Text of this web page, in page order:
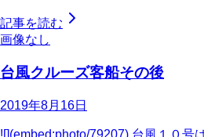
記事を読む
画像なし
台風クルーズ客船その後
2019年8月16日
![](embed:photo/79207) 台風１０号